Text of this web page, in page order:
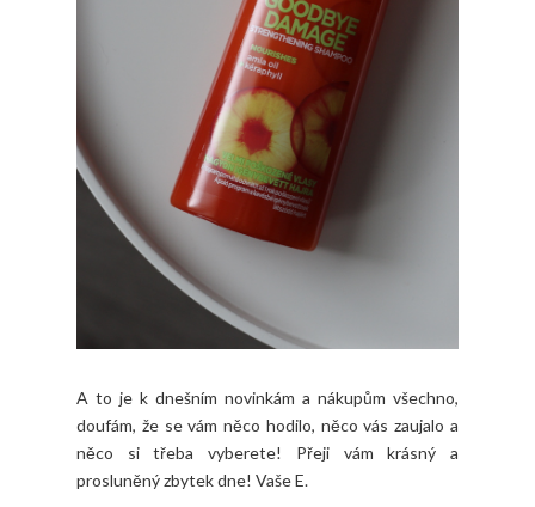
A to je k dnešním novinkám a nákupům všechno,
doufám, že se vám něco hodilo, něco vás zaujalo a
něco si třeba vyberete! Přeji vám krásný a
prosluněný zbytek dne! Vaše E.